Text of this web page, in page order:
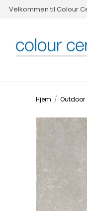
Velkommen til Colour
Hjem / Outdoor